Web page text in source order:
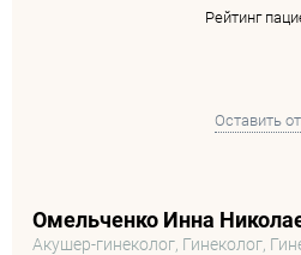
Рейтинг
Оставить
Омельченко Инна
Акушер-гинеколог, Гинеколог,